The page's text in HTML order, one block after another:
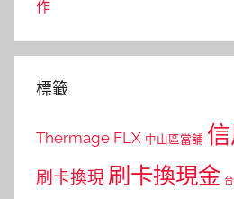
作
標籤
Thermage FLX 中山區當舖
刷卡換現 刷卡換現金